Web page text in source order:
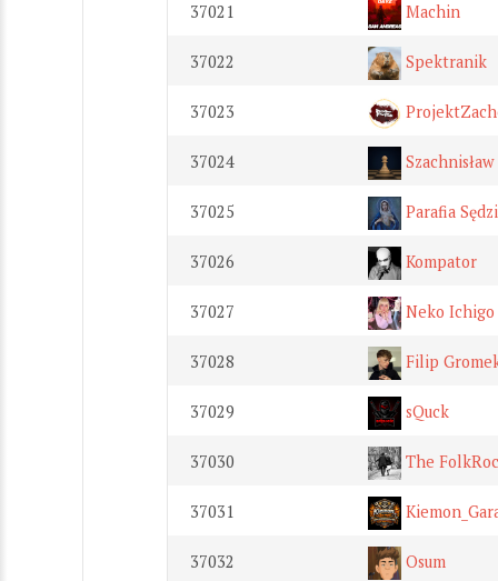
37021 Machin
37022 Spektranik
37023
37024 Szachnisław
37025 Parafia
37026 Kompator
37027 Neko Ichigo
37028 Filip
37029 sQuck
37030 The
37031
37032 Osum